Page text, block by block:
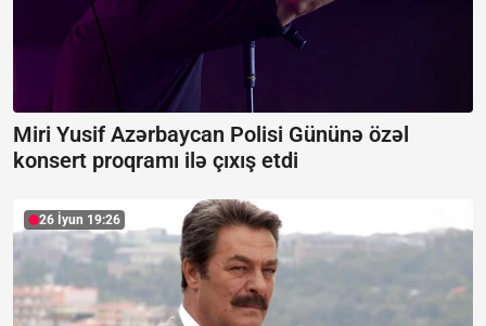
Miri Yusif Azərbaycan Polisi Gününə özəl
konsert proqramı ilə çıxış etdi
26 İyun 19:26